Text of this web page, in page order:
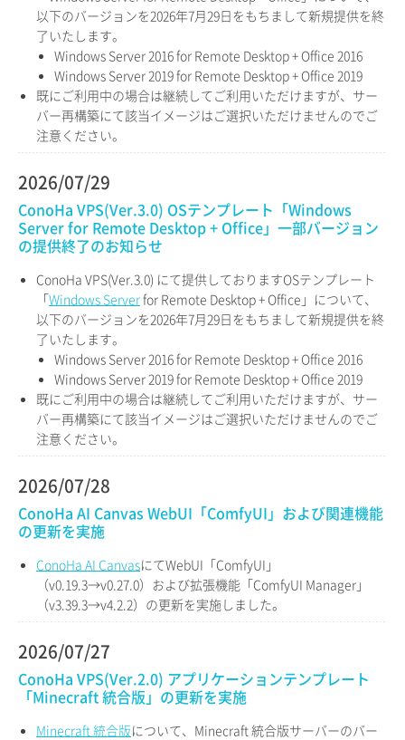
以下のバージョンを2026年7月29日をもちまして新規提供を終
了いたします。
Windows Server 2016 for Remote Desktop + Office 2016
Windows Server 2019 for Remote Desktop + Office 2019
既にご利用中の場合は継続してご利用いただけますが、サー
バー再構築にて該当イメージはご選択いただけませんのでご
注意ください。
2026/07/29
ConoHa VPS(Ver.3.0) OSテンプレート「Windows
Server for Remote Desktop + Office」一部バージョン
の提供終了のお知らせ
ConoHa VPS(Ver.3.0) にて提供しておりますOSテンプレート
「Windows Serverfor Remote Desktop + Office」について、
以下のバージョンを2026年7月29日をもちまして新規提供を終
了いたします。
Windows Server 2016 for Remote Desktop + Office 2016
Windows Server 2019 for Remote Desktop + Office 2019
既にご利用中の場合は継続してご利用いただけますが、サー
バー再構築にて該当イメージはご選択いただけませんのでご
注意ください。
2026/07/28
ConoHa AI Canvas WebUI「ComfyUI」および関連機能
の更新を実施
ConoHa AI CanvasにてWebUI「ComfyUI」
（v0.19.3→v0.27.0）および拡張機能「ComfyUI Manager」
（v3.39.3→v4.2.2）の更新を実施しました。
2026/07/27
ConoHa VPS(Ver.2.0) アプリケーションテンプレート
「Minecraft 統合版」の更新を実施
Minecraft 統合版について、Minecraft 統合版サーバーのバー